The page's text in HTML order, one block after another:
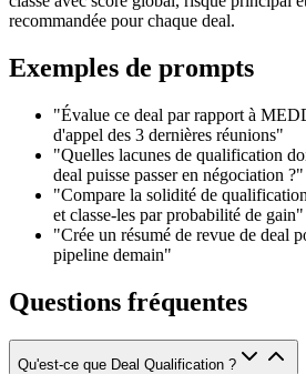
recommandée pour chaque deal.
Exemples de prompts
"Évalue ce deal par rapport à
d'appel des 3 dernières réunions"
"Quelles lacunes de qualification
deal puisse passer en négociation ?"
"Compare la solidité de
et classe-les par probabilité de gain"
"Crée un résumé de revue de deal
pipeline demain"
Questions fréquentes
Qu'est-ce que Deal Qualification ?